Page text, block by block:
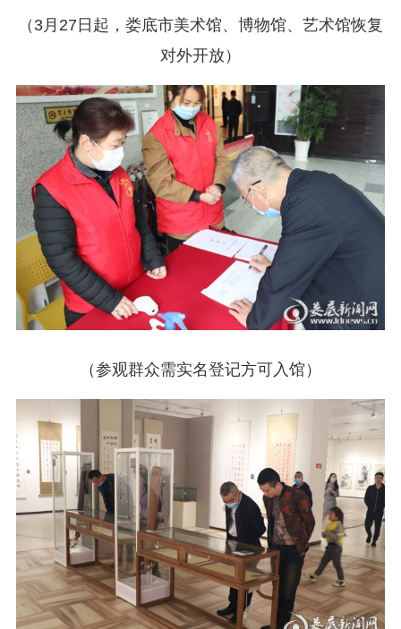
（3月27日起，娄底市美术馆、博物馆、艺术馆恢复
对外开放）
（参观群众需实名登记方可入馆）